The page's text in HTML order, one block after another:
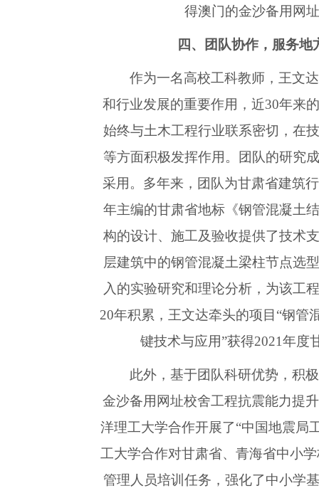
得澳门的金沙备用网
四、团队协作，服务
作为一名高校工科教师，王文
和行业发展的重要作用，近30年来
始终与土木工程行业联系密切，在
等方面积极发挥作用。团队的研究
采用。多年来，团队为甘肃省建筑
年主编的甘肃省地标《钢管混凝土
构的设计、施工及验收提供了技术
层建筑中的钢管混凝土梁柱节点选
入的实验研究和理论分析，为该工
20年积累，王文达牵头的项目“钢管
键技术与应用”获得2021年度
此外，基于团队科研优势，积
金沙备用网址校舍工程抗震能力提
洋理工大学合作开展了“中国地震局
工大学合作对甘肃省、青海省中小
管理人员培训任务，强化了中小学